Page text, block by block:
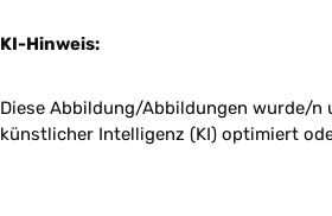
KI-Hinweis:
Diese Abbildung/Abbildungen wurde/n
künstlicher Intelligenz (KI) optimiert